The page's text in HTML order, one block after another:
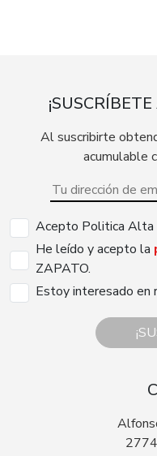
Al suscribirte
acumulable
Acepto Politica Alta
He leído y acepto la
ZAPATO.
Estoy interesado en